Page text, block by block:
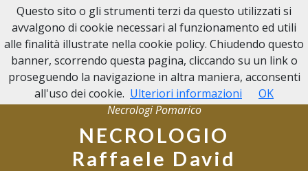
NECROLOGI POMARICO
Necrologi Pomarico
NECROLOGIO
Raffaele David
Questo sito o gli strumenti terzi da questo utilizzati si
avvalgono di cookie necessari al funzionamento ed utili
alle finalità illustrate nella cookie policy. Chiudendo questo
banner, scorrendo questa pagina, cliccando su un link o
proseguendo la navigazione in altra maniera, acconsenti
all'uso dei cookie. Ulteriori informazioni OK